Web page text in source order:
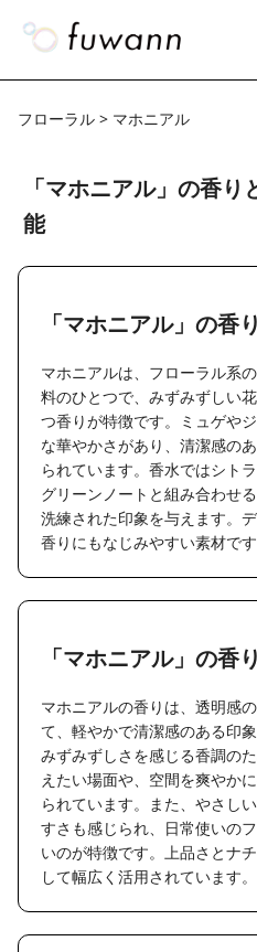
フローラル > マホニアル
「マホニアル」の香
能
「マホニアル」の香
マホニアルは、フローラル系
料のひとつで、みずみずしい
つ香りが特徴です。ミュゲや
な華やかさがあり、清潔感の
られています。香水ではシト
グリーンノートと組み合わせ
洗練された印象を与えます。
香りにもなじみやすい素材です
「マホニアル」の香
マホニアルの香りは、透明感
て、軽やかで清潔感のある印
みずみずしさを感じる香調の
えたい場面や、空間を爽やか
られています。また、やさし
すさも感じられ、日常使いの
いのが特徴です。上品さとナ
して幅広く活用されています。